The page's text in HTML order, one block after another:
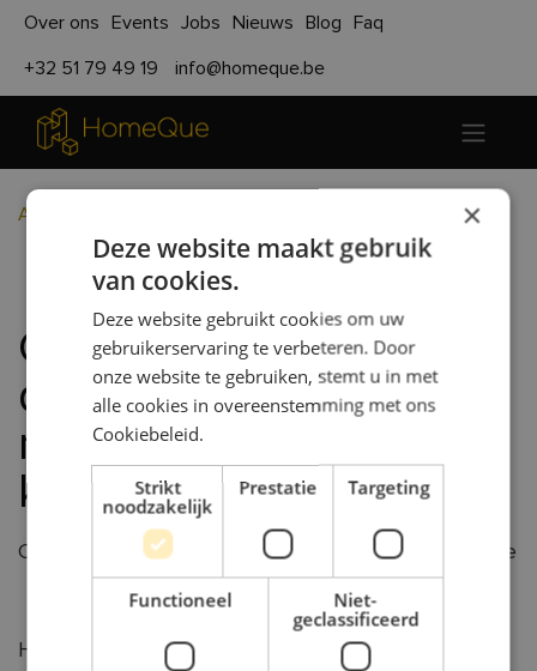
Over ons Events Jobs Nieuws Blog Faq
+32 51 79 49 19 info@homeque.be
Alle blogs
CLT hout - Een duurzame en milieuvriendelijke keuze
CLT hout - Een
duurzame en
milieuvriendelijke
keuze
CLT hout - Een duurzame en milieuvriendelijke keuze
Het gebruik van CLT hout is de laatste
×
Deze website maakt gebruik
van cookies.
Deze website gebruikt cookies om uw
gebruikerservaring te verbeteren. Door
onze website te gebruiken, stemt u in met
alle cookies in overeenstemming met ons
Cookiebeleid.
Strikt
noodzakelijk
Prestatie Targeting
Functioneel
Niet-
geclassificeerd